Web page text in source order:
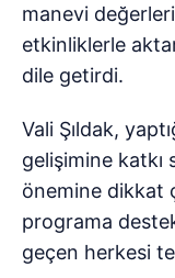
manevi
etkinliklerle
dile getirdi.
Vali Şıldak,
gelişimine katkı
önemine dikkat
programa
geçen herkesi